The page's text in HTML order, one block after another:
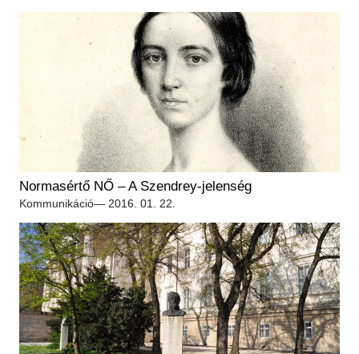
Normasértő NŐ – A Szendrey-jelenség
Kommunikáció— 2016. 01. 22.